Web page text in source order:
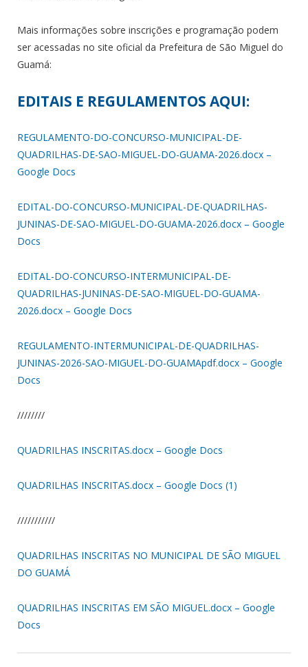
Mais informações sobre inscrições e programação podem
ser acessadas no site oficial da Prefeitura de São Miguel do
Guamá:
EDITAIS E REGULAMENTOS AQUI:
REGULAMENTO-DO-CONCURSO-MUNICIPAL-DE-
QUADRILHAS-DE-SAO-MIGUEL-DO-GUAMA-2026.docx –
Google Docs
EDITAL-DO-CONCURSO-MUNICIPAL-DE-QUADRILHAS-
JUNINAS-DE-SAO-MIGUEL-DO-GUAMA-2026.docx – Google
Docs
EDITAL-DO-CONCURSO-INTERMUNICIPAL-DE-
QUADRILHAS-JUNINAS-DE-SAO-MIGUEL-DO-GUAMA-
2026.docx – Google Docs
REGULAMENTO-INTERMUNICIPAL-DE-QUADRILHAS-
JUNINAS-2026-SAO-MIGUEL-DO-GUAMApdf.docx – Google
Docs
////////
QUADRILHAS INSCRITAS.docx – Google Docs
QUADRILHAS INSCRITAS.docx – Google Docs (1)
///////////
QUADRILHAS INSCRITAS NO MUNICIPAL DE SÃO MIGUEL
DO GUAMÁ
QUADRILHAS INSCRITAS EM SÃO MIGUEL.docx – Google
Docs